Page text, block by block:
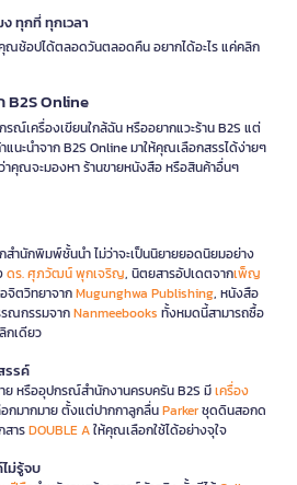
ทุกที่ ทุกเวลา
ณช้อปได้ตลอดวันตลอดคืน อยากได้อะไร แค่คลิก
B2S Online
รณ์เครื่องเขียนใกล้ฉัน หรืออยากแวะร้าน B2S แต่
แนะนำจาก B2S Online มาให้คุณเลือกสรรได้ง่ายๆ
คุณจะมองหา ร้านขายหนังสือ หรือสินค้าอื่นๆ
สำนักพิมพ์ชั้นนำ ไม่ว่าจะเป็นนิยายยอดนิยมอย่าง
ดร. ศุภวัฒน์ พุกเจริญ, นิตยสารอัปเดตจากเพ็ญ
จิตวิทยาจากMugunghwa Publishing, หนังสือ
รณกรรมจากNanmeebooks ทั้งหมดนี้สามารถซื้อ
กเดียว
รรค์
หรืออุปกรณ์สำนักงานครบครัน B2S มีเครื่อง
อกมากมาย ตั้งแต่ปากกาลูกลื่นParkerชุดดินสอกด
สารDOUBLE Aให้คุณเลือกใช้ได้อย่างจุใจ
ม่รู้จบ